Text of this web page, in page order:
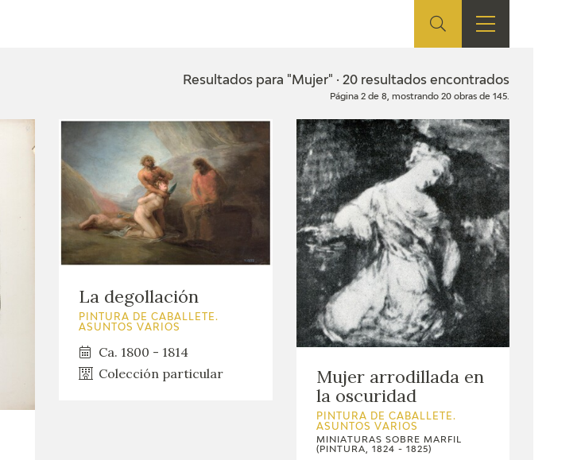
CRONOLOGÍA
GOYA EN ARAGÓN
PREMIO ARAGÓN
EDICIONES TIENDA EDUCA
RECURSOS
EDUCATIVOS
FICHAS ARASAAC
Resultados para "Mujer" · 20 resultados encontrados
Página 2 de 8, mostrando 20 obras de 145.
La degollación
PINTURA DE CABALLETE.
ASUNTOS VARIOS
Ca. 1800 - 1814
Colección particular
Mujer arrodillada en
la oscuridad
PINTURA DE CABALLETE.
ASUNTOS VARIOS
MINIATURAS SOBRE MARFIL
(PINTURA, 1824 - 1825)